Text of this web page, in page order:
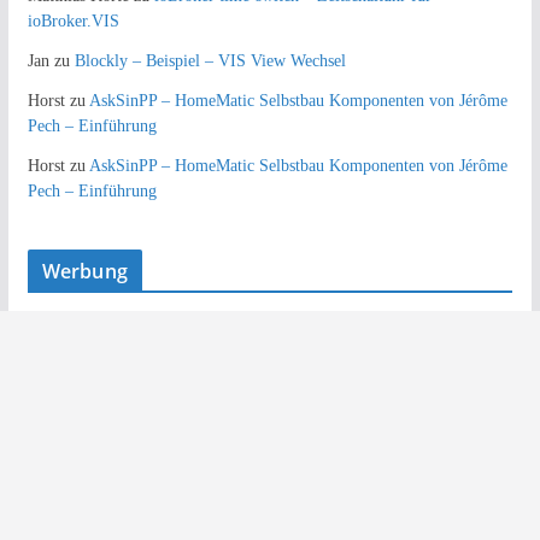
ioBroker.VIS
Janzu Blockly – Beispiel – VIS View Wechsel
Horstzu AskSinPP – HomeMatic Selbstbau Komponenten von Jérôme
Pech – Einführung
Horstzu AskSinPP – HomeMatic Selbstbau Komponenten von Jérôme
Pech – Einführung
Werbung